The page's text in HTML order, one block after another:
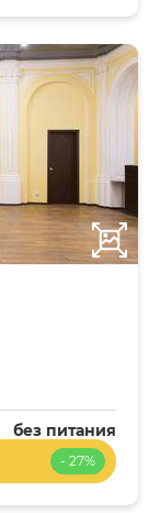
без питания
- 27%